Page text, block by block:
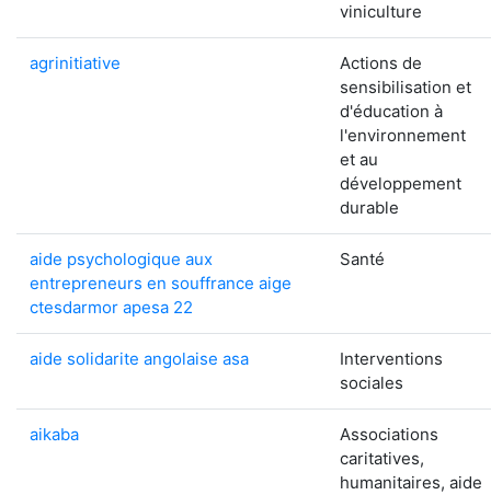
viniculture
agrinitiative
Actions de
sensibilisation et
d'éducation à
l'environnement
et au
développement
durable
aide psychologique aux
entrepreneurs en souffrance aige
ctesdarmor apesa 22
Santé
aide solidarite angolaise asa
Interventions
sociales
aikaba
Associations
caritatives,
humanitaires, aide